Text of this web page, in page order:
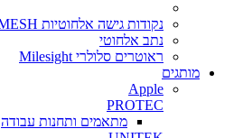
נקודות גישה אלחוטיות MESH
נתב אלחוטי
ראוטרים סלולרי Milesight
מותגים
Apple
PROTEC
מתאמים ותחנות עבודה